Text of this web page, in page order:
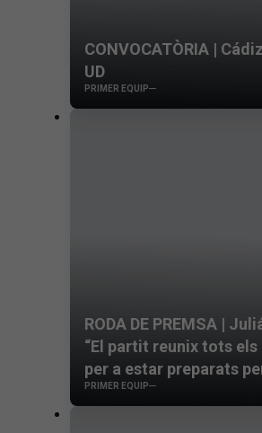
CONVOCATÒRIA |
UD
PRIMER EQUIP
RODA DE PREMSA |
“El partit reunix tots
per a estar preparats
batalla difícil”
PRIMER EQUIP